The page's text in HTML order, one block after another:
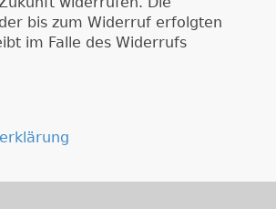
bis zum Widerruf erfolgten
im Falle des Widerrufs